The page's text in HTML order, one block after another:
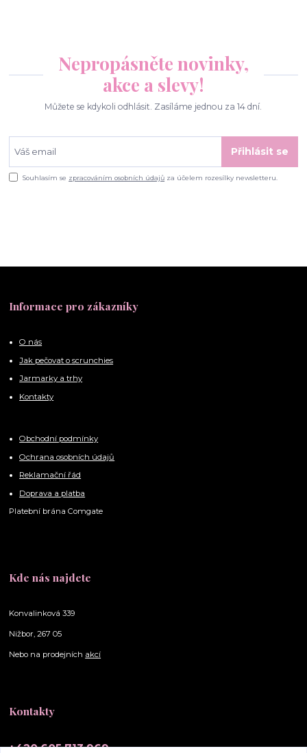
Nepropásněte novinky,
akce a slevy!
Můžete se kdykoli odhlásit. Zasíláme jednou za 14 dní.
Přihlásit se
Souhlasím se zpracováním osobních údajů za účelem rozesílky newsletteru.
Informace pro zákazníky
O nás
Jak pečovat o scrunchies
Jarmarky a trhy
Kontakty
Obchodní podmínky
Ochrana osobních údajů
Reklamační řád
Doprava a platba
Platební brána Comgate
Kde nás najdete
Konvalinková 339
Nižbor, 267 05
Nebo na prodejních akcí
Kontakty
+420 605 713 969